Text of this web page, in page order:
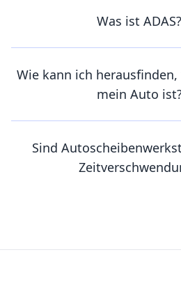
Was ist ADAS?
Wie kann ich
mein Auto
Sind